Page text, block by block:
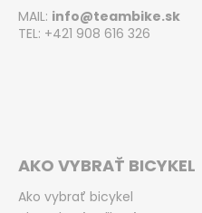
MAIL: info@teambike.sk
TEL: +421 908 616 326
AKO VYBRAŤ BICYKEL
Ako vybrať bicykel